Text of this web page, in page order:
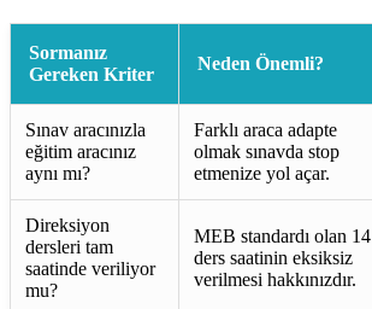
Sormanız
Gereken Kriter
Neden Önemli?
Sınav aracınızla
eğitim aracınız
aynı mı?
Farklı araca adapte
olmak sınavda stop
etmenize yol açar.
Direksiyon
dersleri tam
saatinde veriliyor
mu?
MEB standardı olan 14
ders saatinin eksiksiz
verilmesi hakkınızdır.